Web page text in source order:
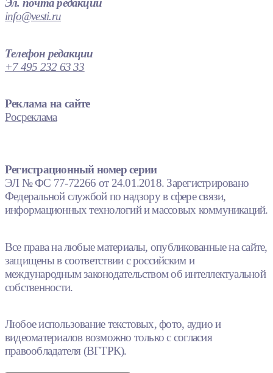
Эл. почта редакции
info@vesti.ru
Телефон редакции
+7 495 232 63 33
Реклама на сайте
Росреклама
Регистрационный номер серии
ЭЛ № ФС 77-72266 от 24.01.2018. Зарегистрировано
Федеральной службой по надзору в сфере связи,
информационных технологий и массовых коммуникаций.
Все права на любые материалы, опубликованные на сайте,
защищены в соответствии с российским и
международным законодательством об интеллектуальной
собственности.
Любое использование текстовых, фото, аудио и
видеоматериалов возможно только с согласия
правообладателя (ВГТРК).